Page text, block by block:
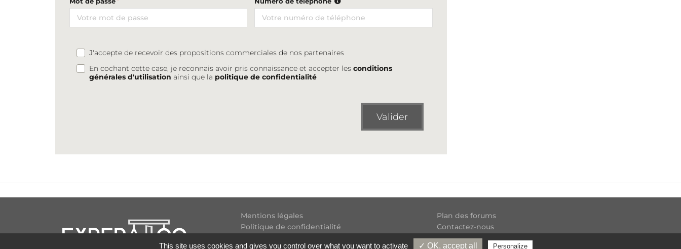
J'accepte de recevoir des propositions commerciales de nos partenaires
En cochant cette case, je reconnais avoir pris connaissance et accepter lesconditions
générales d'utilisation ainsi que la politique de confidentialité
Valider
Mentions légales
Politique de confidentialité
Plan des forums
Contactez-nous
Flux RSS
This site uses cookies and gives you control over what you want to activate ✓ OK, accept all Personalize